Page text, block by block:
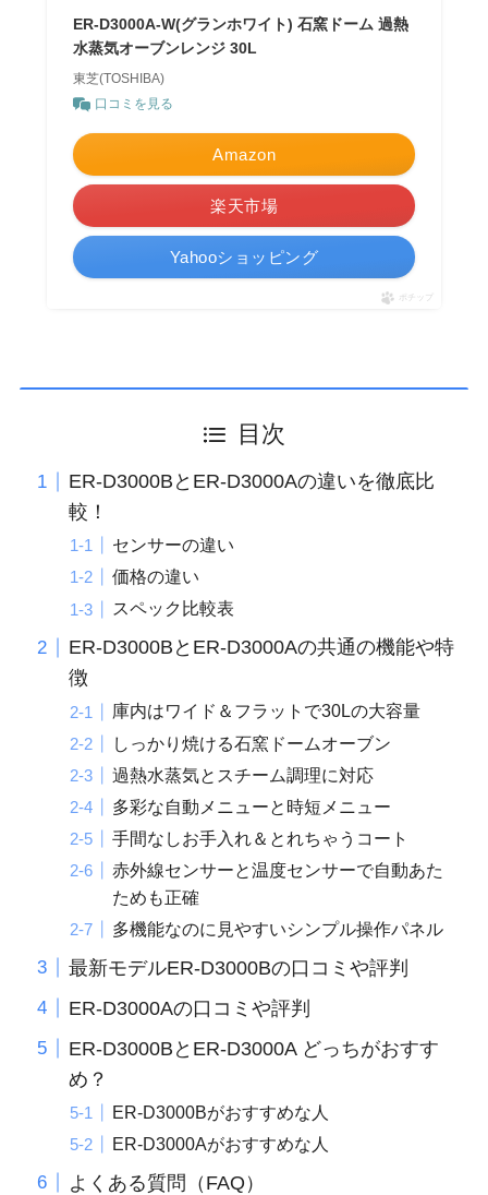
ER-D3000A-W(グランホワイト) 石窯ドーム 過熱
水蒸気オーブンレンジ 30L
東芝(TOSHIBA)
口コミを見る
Amazon
楽天市場
Yahooショッピング
ポチップ
目次
ER-D3000BとER-D3000Aの違いを徹底比
較！
センサーの違い
価格の違い
スペック比較表
ER-D3000BとER-D3000Aの共通の機能や特
徴
庫内はワイド＆フラットで30Lの大容量
しっかり焼ける石窯ドームオーブン
過熱水蒸気とスチーム調理に対応
多彩な自動メニューと時短メニュー
手間なしお手入れ＆とれちゃうコート
赤外線センサーと温度センサーで自動あた
ためも正確
多機能なのに見やすいシンプル操作パネル
最新モデルER-D3000Bの口コミや評判
ER-D3000Aの口コミや評判
ER-D3000BとER-D3000A どっちがおすす
め？
ER-D3000Bがおすすめな人
ER-D3000Aがおすすめな人
よくある質問（FAQ）